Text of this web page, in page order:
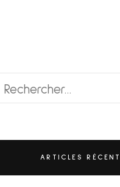
Rechercher :
ARTICLES